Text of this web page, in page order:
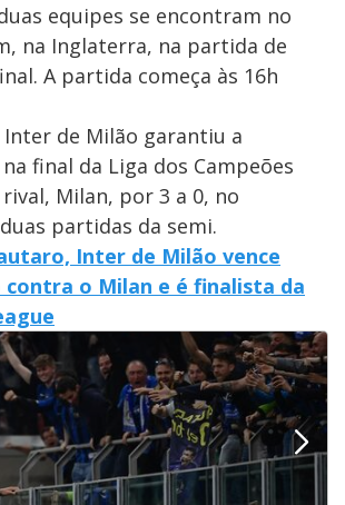
equipes se encontram no
na Inglaterra, na partida de
A partida começa às 16h
de Milão garantiu a
final da Liga dos Campeões
Milan, por 3 a 0, no
partidas da semi.
Inter de Milão vence
contra o Milan e é finalista da